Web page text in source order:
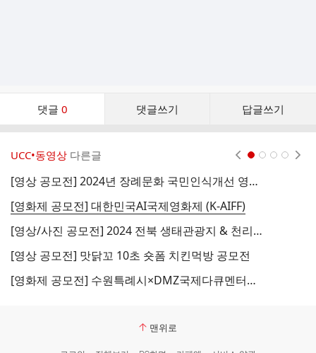
댓글 0 댓글쓰기 답글쓰기
댓
UCC•동영상 다른글
[영상 공모전] 2024년 장례문화 국민인식개선 영상 및 공간 디자인 통합 공모전
[영화제 공모전] 대한민국AI국제영화제 (K-AIFF)
[영상/사진 공모전] 2024 전북 생태관광지 & 천리길 영상 및 사진 공모전
[영상 공모전] 맛닭꼬 10초 숏폼 치킨먹방 공모전
[영화제 공모전] 수원특례시×DMZ국제다큐멘터리영화제 38초 다큐 공모전
맨위로